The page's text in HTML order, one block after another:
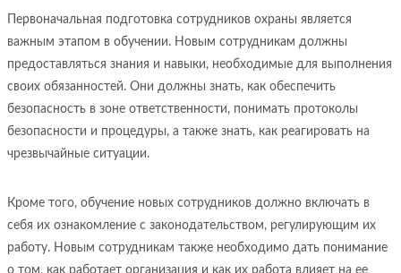
Первоначальная подготовка сотрудников охраны является
важным этапом в обучении. Новым сотрудникам должны
предоставляться знания и навыки, необходимые для выполнения
своих обязанностей. Они должны знать, как обеспечить
безопасность в зоне ответственности, понимать протоколы
безопасности и процедуры, а также знать, как реагировать на
чрезвычайные ситуации.
Кроме того, обучение новых сотрудников должно включать в
себя их ознакомление с законодательством, регулирующим их
работу. Новым сотрудникам также необходимо дать понимание
о том, как работает организация и как их работа влияет на ее